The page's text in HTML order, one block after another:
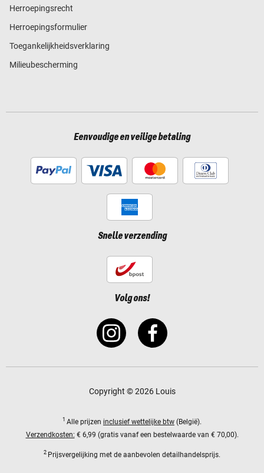
Herroepingsrecht
Herroepingsformulier
Toegankelijkheidsverklaring
Milieubescherming
Eenvoudige en veilige betaling
Snelle verzending
Volg ons!
Copyright © 2026 Louis
1 Alle prijzen inclusief wettelijke btw (België).
Verzendkosten: € 6,99 (gratis vanaf een bestelwaarde van € 70,00).
2 Prijsvergelijking met de aanbevolen detailhandelsprijs.